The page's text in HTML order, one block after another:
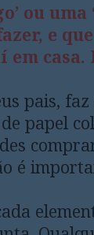
ou uma
e
casa.
pais,
papel
é